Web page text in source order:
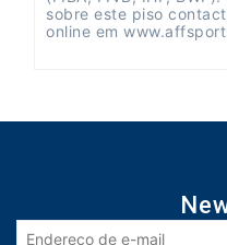
sobre este piso
online em